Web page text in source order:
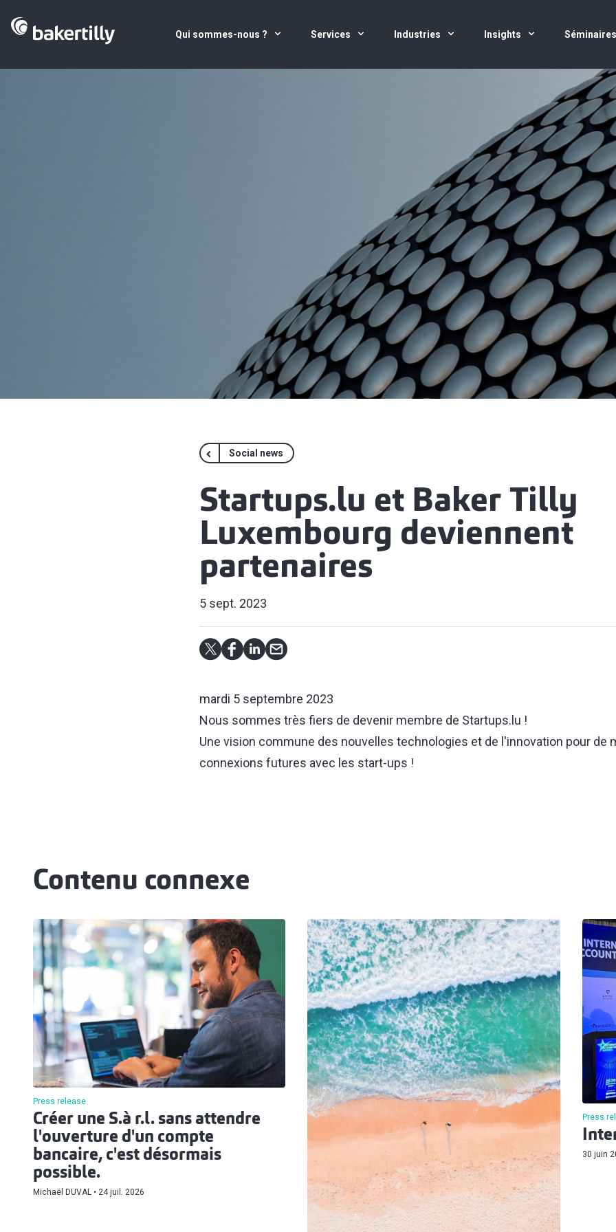
Qui sommes-nous ? Services Industries Insights Séminaires
Social news
Startups.lu et Baker Tilly
Luxembourg deviennent
partenaires
5 sept. 2023
mardi 5 septembre 2023
Nous sommes très fiers de devenir membre de Startups.lu !
Une vision commune des nouvelles technologies et de l'innovation pour de
connexions futures avec les start-ups !
Contenu connexe
Press release
Créer une S.à r.l. sans attendre
l'ouverture d'un compte
bancaire, c'est désormais
possible.
Michaël DUVAL 24 juil. 2026
Press
30 juin